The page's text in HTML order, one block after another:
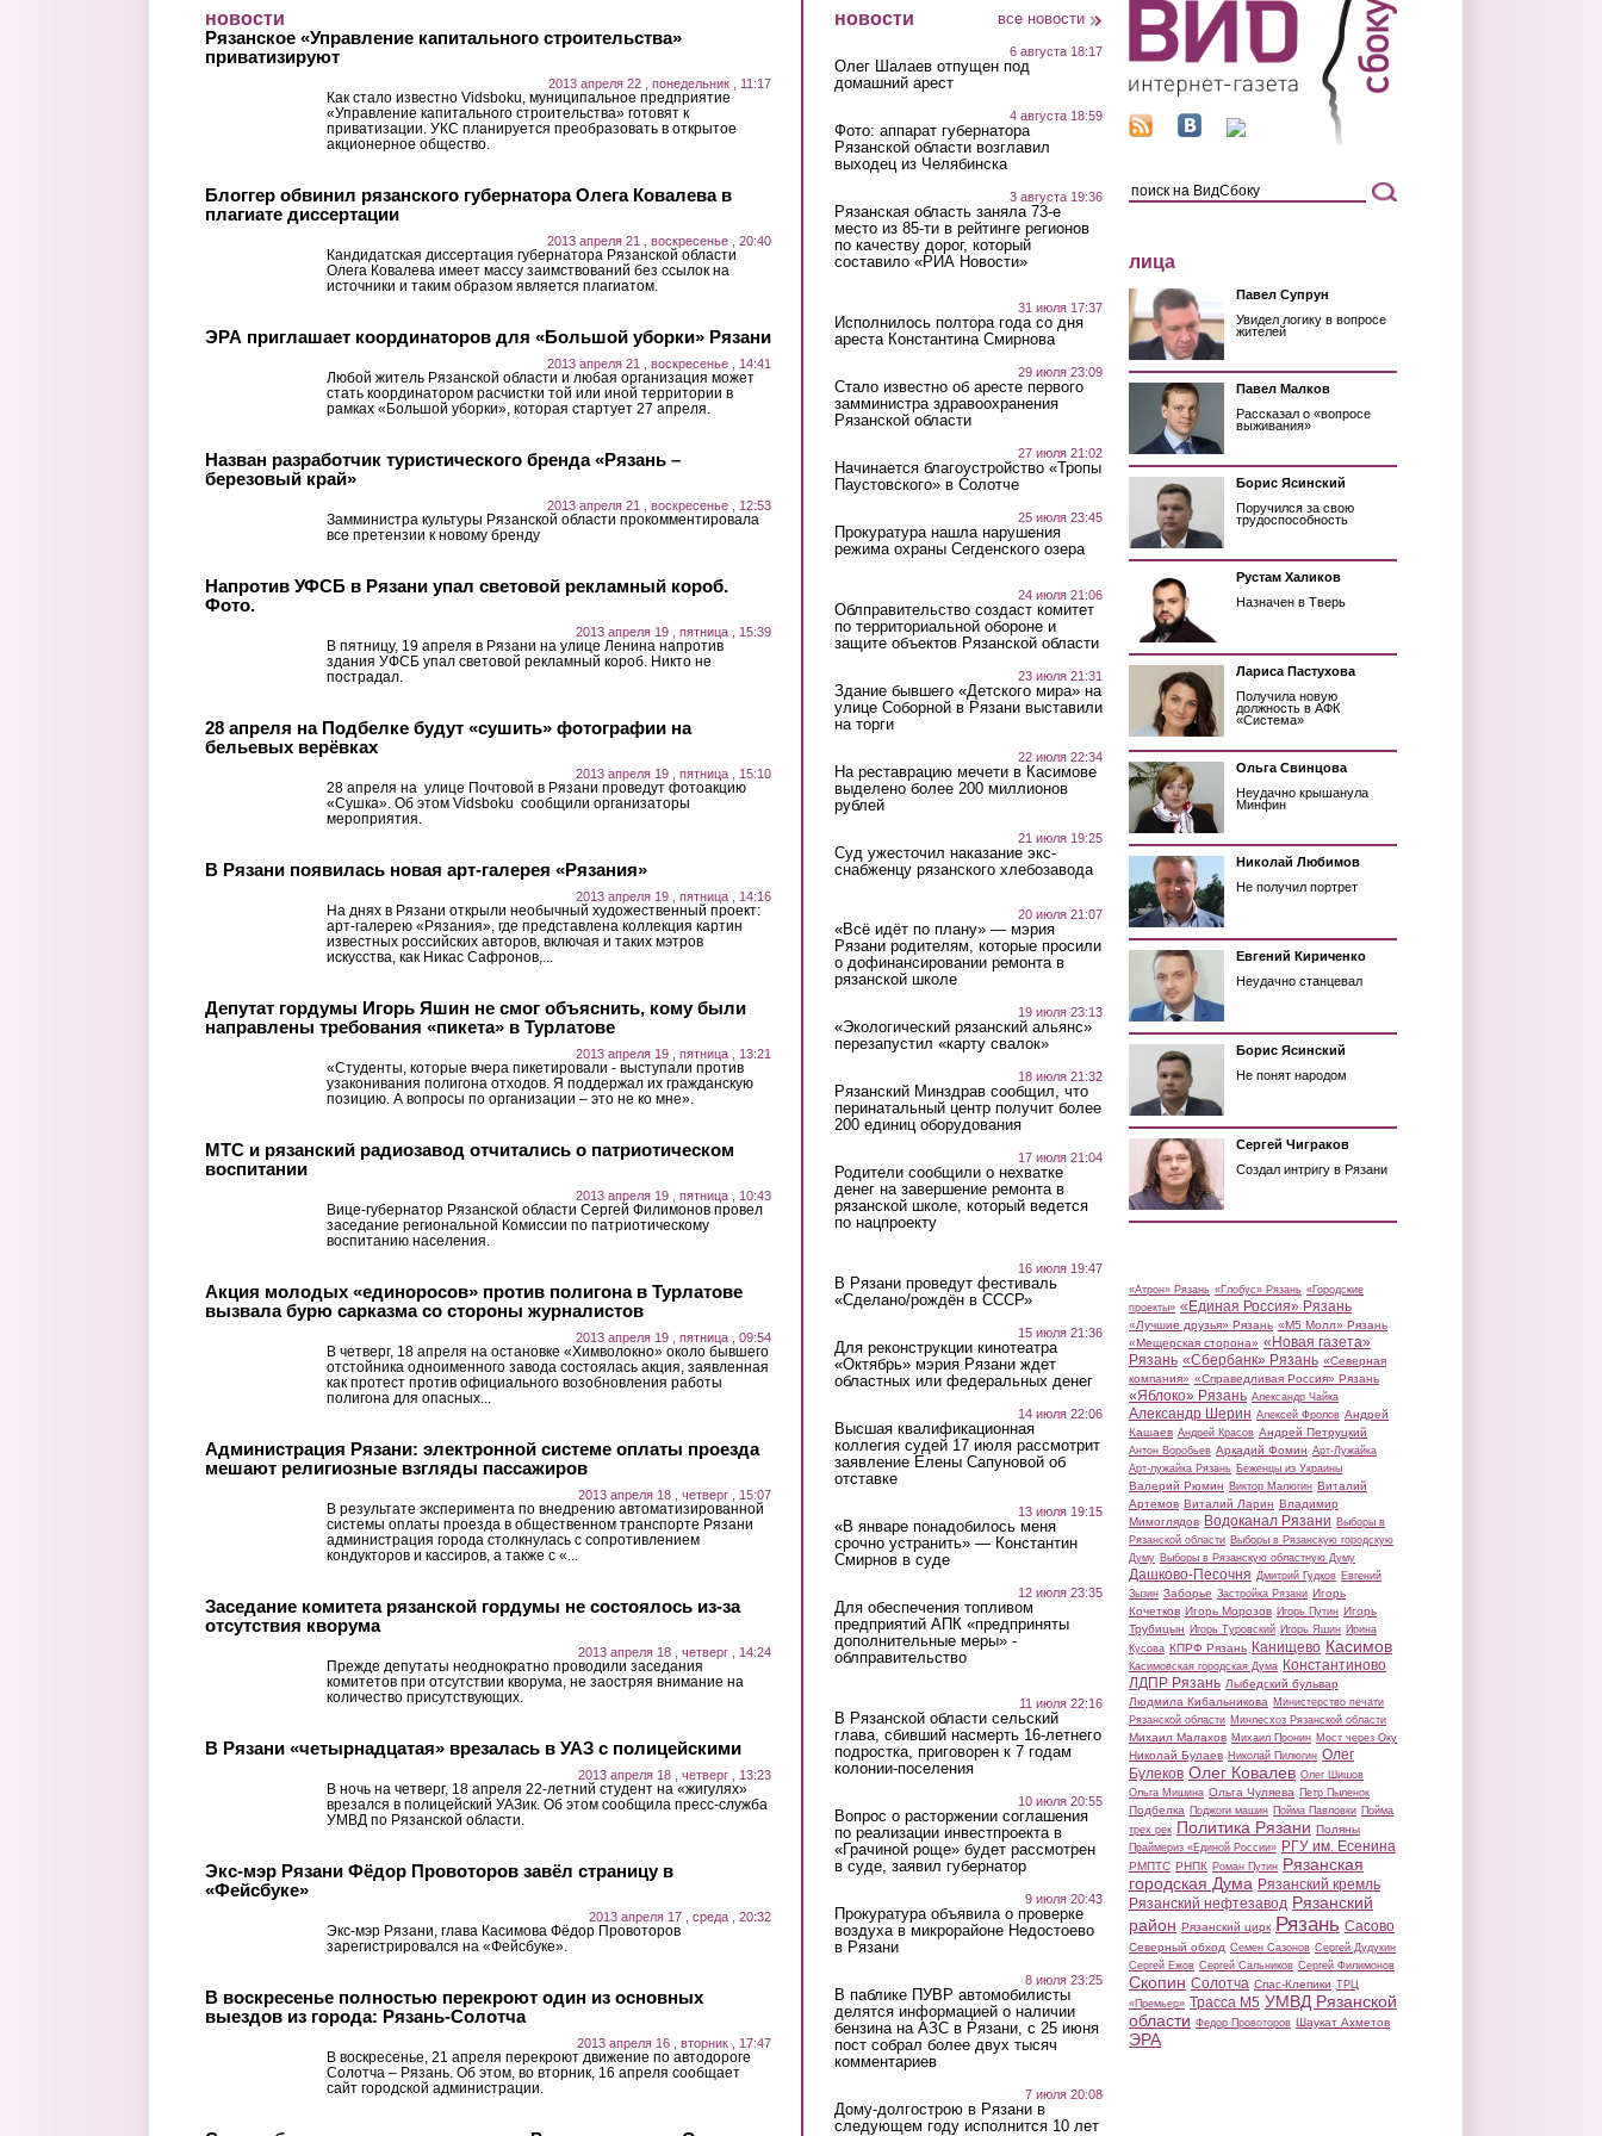
новости
Рязанское «Управление капитального строительства»
приватизируют
2013 апреля 22 , понедельник , 11:17
Как стало известно Vidsboku, муниципальное предприятие
«Управление капитального строительства» готовят к
приватизации. УКС планируется преобразовать в открытое
акционерное общество.
Блоггер обвинил рязанского губернатора Олега Ковалева в
плагиате диссертации
2013 апреля 21 , воскресенье , 20:40
Кандидатская диссертация губернатора Рязанской области
Олега Ковалева имеет массу заимствований без ссылок на
источники и таким образом является плагиатом.
ЭРА приглашает координаторов для «Большой уборки» Рязани
2013 апреля 21 , воскресенье , 14:41
Любой житель Рязанской области и любая организация может
стать координатором расчистки той или иной территории в
рамках «Большой уборки», которая стартует 27 апреля.
Назван разработчик туристического бренда «Рязань –
березовый край»
2013 апреля 21 , воскресенье , 12:53
Замминистра культуры Рязанской области прокомментировала
все претензии к новому бренду
Напротив УФСБ в Рязани упал световой рекламный короб.
Фото.
2013 апреля 19 , пятница , 15:39
В пятницу, 19 апреля в Рязани на улице Ленина напротив
здания УФСБ упал световой рекламный короб. Никто не
пострадал.
28 апреля на Подбелке будут «сушить» фотографии на
бельевых верёвках
2013 апреля 19 , пятница , 15:10
28 апреля на улице Почтовой в Рязани проведут фотоакцию
«Сушка». Об этом Vidsboku сообщили организаторы
мероприятия.
В Рязани появилась новая арт-галерея «Рязания»
2013 апреля 19 , пятница , 14:16
На днях в Рязани открыли необычный художественный проект:
арт-галерею «Рязания», где представлена коллекция картин
известных российских авторов, включая и таких мэтров
искусства, как Никас Сафронов,...
Депутат гордумы Игорь Яшин не смог объяснить, кому были
направлены требования «пикета» в Турлатове
2013 апреля 19 , пятница , 13:21
«Студенты, которые вчера пикетировали - выступали против
узаконивания полигона отходов. Я поддержал их гражданскую
позицию. А вопросы по организации – это не ко мне».
МТС и рязанский радиозавод отчитались о патриотическом
воспитании
2013 апреля 19 , пятница , 10:43
Вице-губернатор Рязанской области Сергей Филимонов провел
заседание региональной Комиссии по патриотическому
воспитанию населения.
Акция молодых «единоросов» против полигона в Турлатове
вызвала бурю сарказма со стороны журналистов
2013 апреля 19 , пятница , 09:54
В четверг, 18 апреля на остановке «Химволокно» около бывшего
отстойника одноименного завода состоялась акция, заявленная
как протест против официального возобновления работы
полигона для опасных...
Администрация Рязани: электронной системе оплаты проезда
мешают религиозные взгляды пассажиров
2013 апреля 18 , четверг , 15:07
В результате эксперимента по внедрению автоматизированной
системы оплаты проезда в общественном транспорте Рязани
администрация города столкнулась с сопротивлением
кондукторов и кассиров, а также с «...
Заседание комитета рязанской гордумы не состоялось из-за
отсутствия кворума
2013 апреля 18 , четверг , 14:24
Прежде депутаты неоднократно проводили заседания
комитетов при отсутствии кворума, не заостряя внимание на
количество присутствующих.
В Рязани «четырнадцатая» врезалась в УАЗ с полицейскими
2013 апреля 18 , четверг , 13:23
В ночь на четверг, 18 апреля 22-летний студент на «жигулях»
врезался в полицейский УАЗик. Об этом сообщила пресс-служба
УМВД по Рязанской области.
Экс-мэр Рязани Фёдор Провоторов завёл страницу в
«Фейсбуке»
2013 апреля 17 , среда , 20:32
Экс-мэр Рязани, глава Касимова Фёдор Провоторов
зарегистрировался на «Фейсбуке».
В воскресенье полностью перекроют один из основных
выездов из города: Рязань-Солотча
2013 апреля 16 , вторник , 17:47
В воскресенье, 21 апреля перекроют движение по автодороге
Солотча – Рязань. Об этом, во вторник, 16 апреля сообщает
сайт городской администрации.
новости все новости
6 августа 18:17
Олег Шалаев отпущен под
домашний арест
4 августа 18:59
Фото: аппарат губернатора
Рязанской области возглавил
выходец из Челябинска
3 августа 19:36
Рязанская область заняла 73-е
место из 85-ти в рейтинге регионов
по качеству дорог, который
составило «РИА Новости»
31 июля 17:37
Исполнилось полтора года со дня
ареста Константина Смирнова
29 июля 23:09
Стало известно об аресте первого
замминистра здравоохранения
Рязанской области
27 июля 21:02
Начинается благоустройство «Тропы
Паустовского» в Солотче
25 июля 23:45
Прокуратура нашла нарушения
режима охраны Сегденского озера
24 июля 21:06
Облправительство создаст комитет
по территориальной обороне и
защите объектов Рязанской области
23 июля 21:31
Здание бывшего «Детского мира» на
улице Соборной в Рязани выставили
на торги
22 июля 22:34
На реставрацию мечети в Касимове
выделено более 200 миллионов
рублей
21 июля 19:25
Суд ужесточил наказание экс-
снабженцу рязанского хлебозавода
20 июля 21:07
«Всё идёт по плану» — мэрия
Рязани родителям, которые просили
о дофинансировании ремонта в
рязанской школе
19 июля 23:13
«Экологический рязанский альянс»
перезапустил «карту свалок»
18 июля 21:32
Рязанский Минздрав сообщил, что
перинатальный центр получит более
200 единиц оборудования
17 июля 21:04
Родители сообщили о нехватке
денег на завершение ремонта в
рязанской школе, который ведется
по нацпроекту
16 июля 19:47
В Рязани проведут фестиваль
«Сделано/рождён в СССР»
15 июля 21:36
Для реконструкции кинотеатра
«Октябрь» мэрия Рязани ждет
областных или федеральных денег
14 июля 22:06
Высшая квалификационная
коллегия судей 17 июля рассмотрит
заявление Елены Сапуновой об
отставке
13 июля 19:15
«В январе понадобилось меня
срочно устранить» — Константин
Смирнов в суде
12 июля 23:35
Для обеспечения топливом
предприятий АПК «предприняты
дополнительные меры» -
облправительство
11 июля 22:16
В Рязанской области сельский
глава, сбивший насмерть 16-летнего
подростка, приговорен к 7 годам
колонии-поселения
10 июля 20:55
Вопрос о расторжении соглашения
по реализации инвестпроекта в
«Грачиной роще» будет рассмотрен
в суде, заявил губернатор
9 июля 20:43
Прокуратура объявила о проверке
воздуха в микрорайоне Недостоево
в Рязани
8 июля 23:25
В паблике ПУВР автомобилисты
делятся информацией о наличии
бензина на АЗС в Рязани, с 25 июня
пост собрал более двух тысяч
комментариев
7 июля 20:08
Дому-долгострою в Рязани в
следующем году исполнится 10 лет
лица
Павел Супрун
Увидел логику в вопросе
жителей
Павел Малков
Рассказал о «вопросе
выживания»
Борис Ясинский
Поручился за свою
трудоспособность
Рустам Халиков
Назначен в Тверь
Лариса Пастухова
Получила новую
должность в АФК
«Система»
Ольга Свинцова
Неудачно крышанула
Минфин
Николай Любимов
Не получил портрет
Евгений Кириченко
Неудачно станцевал
Борис Ясинский
Не понят народом
Сергей Чиграков
Создал интригу в Рязани
«Атрон» Рязань «Глобус» Рязань «Городские
проекты» «Единая Россия» Рязань
«Лучшие друзья» Рязань «М5 Молл» Рязань
«Мещерская сторона» «Новая газета»
Рязань «Сбербанк» Рязань «Северная
компания» «Справедливая Россия» Рязань
«Яблоко» Рязань Александр Чайка
Александр Шерин Алексей Фролов Андрей
Кашаев Андрей Красов Андрей Петруцкий
Антон Воробьев Аркадий Фомин Арт-Лужайка
Арт-лужайка Рязань Беженцы из Украины
Валерий Рюмин Виктор Малюгин Виталий
Артемов Виталий Ларин Владимир
Мимоглядов Водоканал Рязани Выборы в
Рязанской области Выборы в Рязанскую городскую
Думу Выборы в Рязанскую областную Думу
Дашково-Песочня Дмитрий Гудков Евгений
Зызин Заборье Застройка Рязани Игорь
Кочетков Игорь Морозов Игорь Путин Игорь
Трубицын Игорь Туровский Игорь Яшин Ирина
Кусова КПРФ Рязань Канищево Касимов
Касимовская городская Дума Константиново
ЛДПР Рязань Лыбедский бульвар
Людмила Кибальникова Министерство печати
Рязанской области Минлесхоз Рязанской области
Михаил Малахов Михаил Пронин Мост через Оку
Николай Булаев Николай Пилюгин Олег
Булеков Олег Ковалев Олег Шишов
Ольга Мишина Ольга Чуляева Петр Пыленок
Подбелка Поджоги машин Пойма Павловки Пойма
трех рек Политика Рязани Поляны
Праймериз «Единой России» РГУ им. Есенина
РМПТС РНПК Роман Путин Рязанская
городская Дума Рязанский кремль
Рязанский нефтезавод Рязанский
район Рязанский цирк Рязань Сасово
Северный обход Семен Сазонов Сергей Дудукин
Сергей Ежов Сергей Сальников Сергей Филимонов
Скопин Солотча Спас-Клепики ТРЦ
«Премьер» Трасса М5 УМВД Рязанской
области Федор Провоторов Шаукат Ахметов
ЭРА